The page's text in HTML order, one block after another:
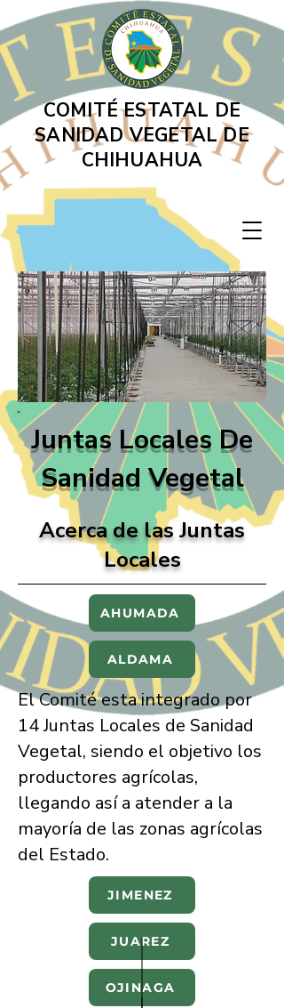
COMITÉ ESTATAL DE
SANIDAD VEGETAL DE
CHIHUAHUA
Juntas Locales De
Sanidad Vegetal
Acerca de las Juntas
Locales
AHUMADA
ALDAMA
El Comité esta integrado por
14 Juntas Locales de Sanidad
Vegetal, siendo el objetivo los
productores agrícolas,
llegando así a atender a la
mayoría de las zonas agrícolas
del Estado.
JIMENEZ
JUAREZ
OJINAGA